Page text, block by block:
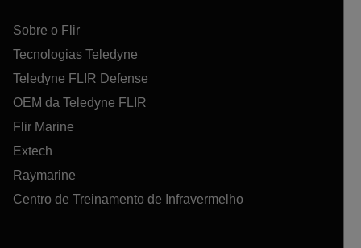
Sobre o Flir
Tecnologias Teledyne
Teledyne FLIR Defense
OEM da Teledyne FLIR
Flir Marine
Extech
Raymarine
Centro de Treinamento de Infravermelho